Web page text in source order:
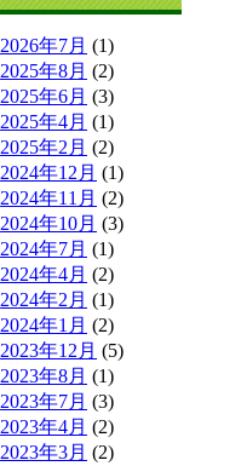
2026年7月 (1)
2025年8月 (2)
2025年6月 (3)
2025年4月 (1)
2025年2月 (2)
2024年12月 (1)
2024年11月 (2)
2024年10月 (3)
2024年7月 (1)
2024年4月 (2)
2024年2月 (1)
2024年1月 (2)
2023年12月 (5)
2023年8月 (1)
2023年7月 (3)
2023年4月 (2)
2023年3月 (2)